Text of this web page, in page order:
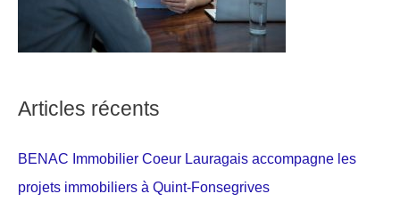
Articles récents
BENAC Immobilier Coeur Lauragais accompagne les
projets immobiliers à Quint-Fonsegrives